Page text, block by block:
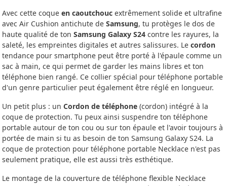
Avec cette coque en caoutchouc extrêmement solide et ultrafine
avec Air Cushion antichute de Samsung, tu protèges le dos de
haute qualité de ton Samsung Galaxy S24 contre les rayures, la
saleté, les empreintes digitales et autres salissures. Le cordon
tendance pour smartphone peut être porté à l'épaule comme un
sac à main, ce qui permet de garder les mains libres et ton
téléphone bien rangé. Ce collier spécial pour téléphone portable
d'un genre particulier peut également être réglé en longueur.
Un petit plus : un Cordon de téléphone (cordon) intégré à la
coque de protection. Tu peux ainsi suspendre ton téléphone
portable autour de ton cou ou sur ton épaule et l'avoir toujours à
portée de main si tu as besoin de ton Samsung Galaxy S24. La
coque de protection pour téléphone portable Necklace n'est pas
seulement pratique, elle est aussi très esthétique.
Le montage de la couverture de téléphone flexible Necklace